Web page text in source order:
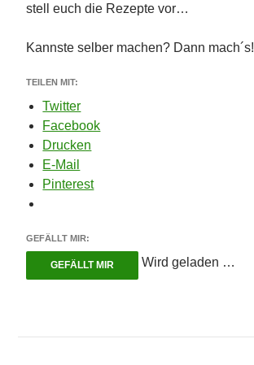
stell euch die Rezepte vor…
Kannste selber machen? Dann mach´s!
TEILEN MIT:
Twitter
Facebook
Drucken
E-Mail
Pinterest
GEFÄLLT MIR:
GEFÄLLT MIR Wird geladen …